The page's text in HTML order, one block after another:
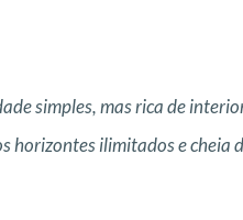
simples, mas rica de
horizontes ilimitados e cheia